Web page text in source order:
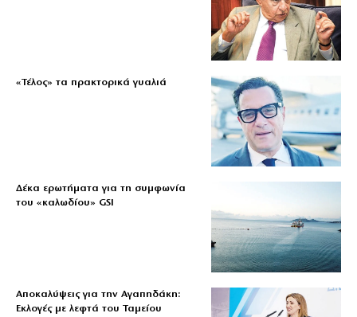
«Τέλος» τα πρακτορικά γυαλιά
Δέκα ερωτήματα για τη συμφωνία
του «καλωδίου» GSI
Αποκαλύψεις για την Αγαπηδάκη:
Εκλογές με λεφτά του Ταμείου